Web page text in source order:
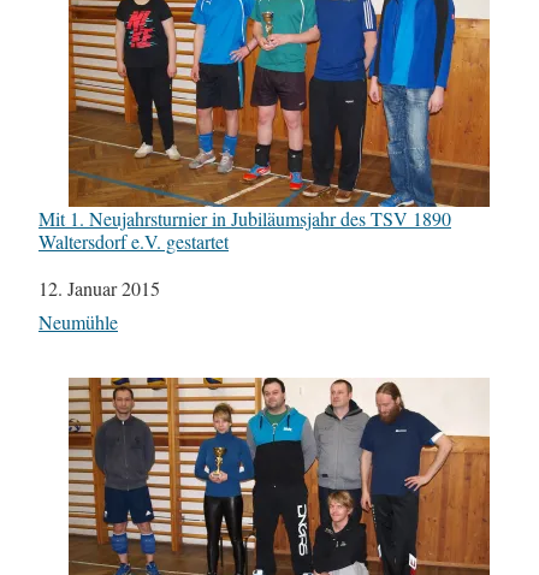
Mit 1. Neujahrsturnier in Jubiläumsjahr des TSV 1890
Waltersdorf e.V. gestartet
Datum
12. Januar 2015
In Bezug auf
Neumühle